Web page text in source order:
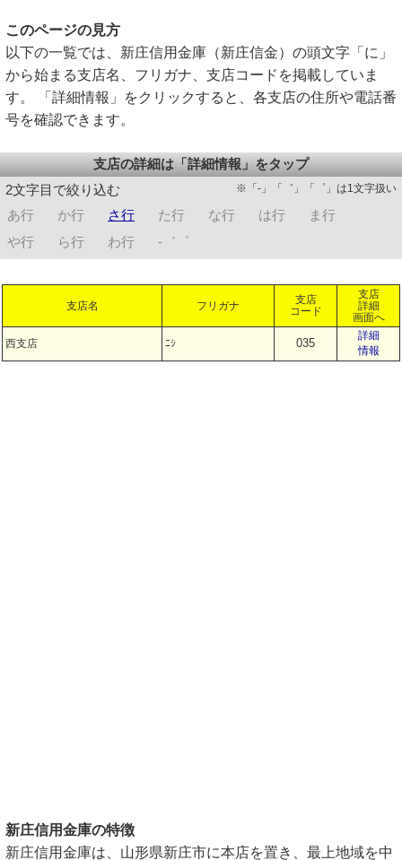
このページの見方
以下の一覧では、新庄信用金庫（新庄信金）の頭文字「に」
から始まる支店名、フリガナ、支店コードを掲載していま
す。 「詳細情報」をクリックすると、各支店の住所や電話番
号を確認できます。
支店の詳細は「詳細情報」をタップ
2文字目で絞り込む
※「-」「゛」「゜」は1文字扱い
あ行 か行 さ行 た行 な行 は行
ま行
や行
ら行 わ行 -゛゜
支店名 フリガナ
支店
コード
支店
詳細
画面へ
西支店 ﾆｼ 035
詳細
情報
新庄信用金庫の特徴
新庄信用金庫は、山形県新庄市に本店を置き、最上地域を中